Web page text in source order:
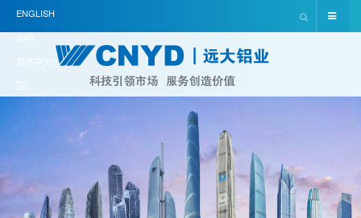
ENGLISH
(UK)
简体中文(中
国)